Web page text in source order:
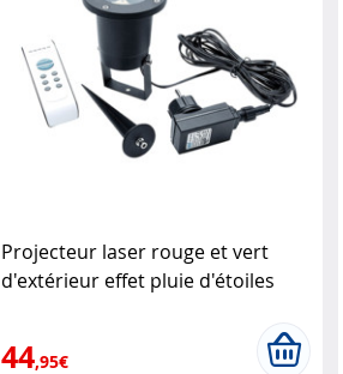
Projecteur laser rouge et vert
d'extérieur effet pluie d'étoiles
44,95€